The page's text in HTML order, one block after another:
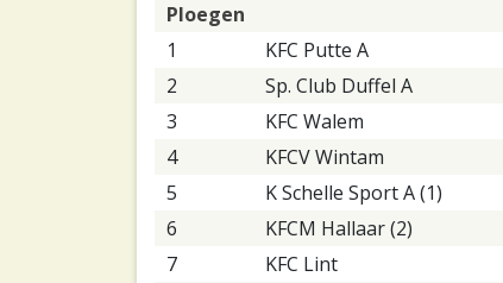
Ploegen
1
KFC Putte A
2
Sp. Club Duffel A
3
KFC Walem
4
KFCV Wintam
5
K Schelle Sport A (1)
6
KFCM Hallaar (2)
7
KFC Lint